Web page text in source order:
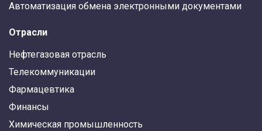
Автоматизация обмена электронными документами
Отрасли
Нефтегазовая отрасль
Телекоммуникации
Фармацевтика
Финансы
Химическая промышленность